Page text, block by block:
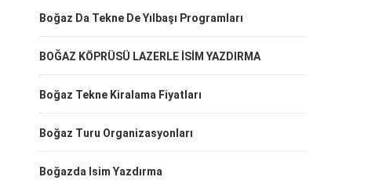
Boğaz Da Tekne De Yılbaşı Programları
BOĞAZ KÖPRÜSÜ LAZERLE İSİM YAZDIRMA
Boğaz Tekne Kiralama Fiyatları
Boğaz Turu Organizasyonları
Boğazda Isim Yazdırma